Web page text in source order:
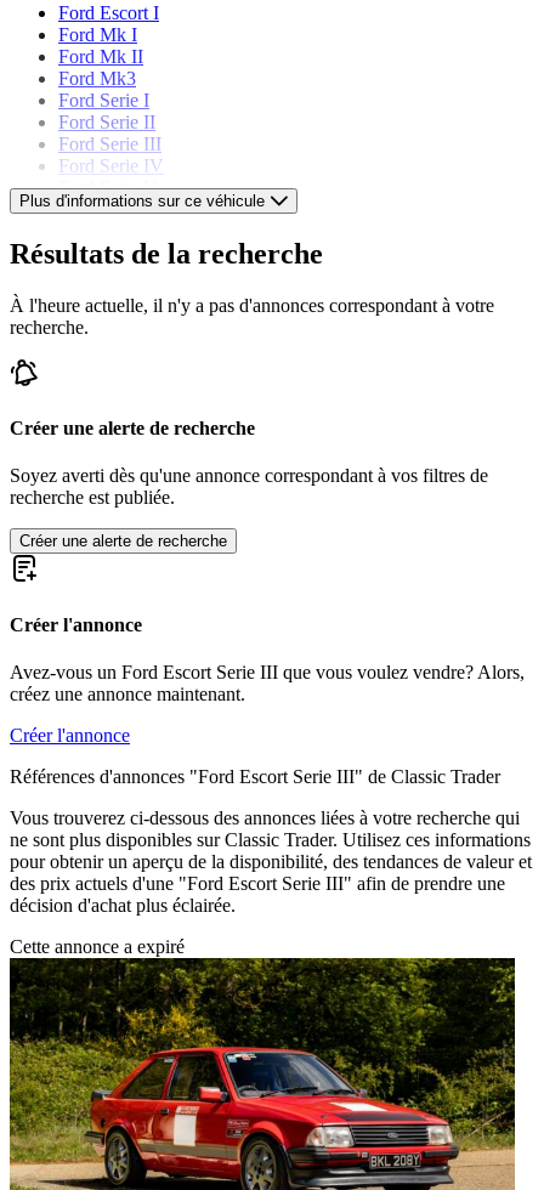
Ford Escort I
Ford Mk I
Ford Mk II
Ford Mk3
Ford Serie I
Ford Serie II
Ford Serie III
Ford Serie IV
Ford Serie V
Ford Serie VI
Ford Capri
Ford GT40
Ford Modell T
Ford Mustang
Ford Sierra
Ford Taunus
Ford Thunderbird
Plus d'informations sur ce véhicule
Résultats de la recherche
À l'heure actuelle, il n'y a pas d'annonces correspondant à votre
recherche.
Créer une alerte de recherche
Soyez averti dès qu'une annonce correspondant à vos filtres de
recherche est publiée.
Créer une alerte de recherche
Créer l'annonce
Avez-vous un Ford Escort Serie III que vous voulez vendre? Alors,
créez une annonce maintenant.
Créer l'annonce
Références d'annonces "Ford Escort Serie III" de Classic Trader
Vous trouverez ci-dessous des annonces liées à votre recherche qui
ne sont plus disponibles sur Classic Trader. Utilisez ces informations
pour obtenir un aperçu de la disponibilité, des tendances de valeur et
des prix actuels d'une "Ford Escort Serie III" afin de prendre une
décision d'achat plus éclairée.
Cette annonce a expiré